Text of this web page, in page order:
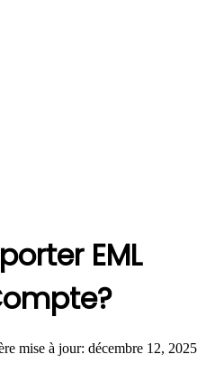
EML
mise à jour: décembre 12, 2025